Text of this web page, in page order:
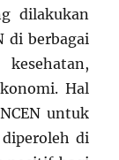
dilakukan
di berbagai
Hal
untuk
di